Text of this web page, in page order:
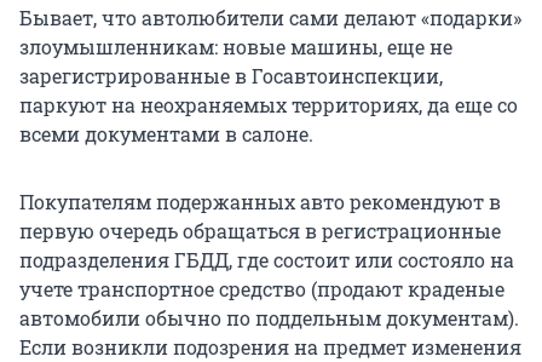
Бывает, что автолюбители сами делают «подарки»
злоумышленникам: новые машины, еще не
зарегистрированные в Госавтоинспекции,
паркуют на неохраняемых территориях, да еще со
всеми документами в салоне.
Покупателям подержанных авто рекомендуют в
первую очередь обращаться в регистрационные
подразделения ГБДД, где состоит или состояло на
учете транспортное средство (продают краденые
автомобили обычно по поддельным документам).
Если возникли подозрения на предмет изменения